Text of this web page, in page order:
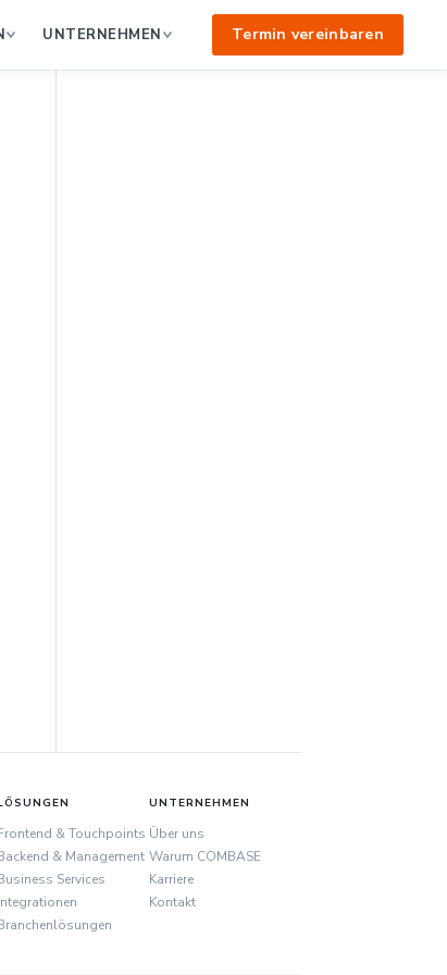
UNTERNEHMEN Termin vereinbaren
& Touchpoints
& Management
Services
UNTERNEHMEN
Über uns
Warum COMBASE
Karriere
Kontakt